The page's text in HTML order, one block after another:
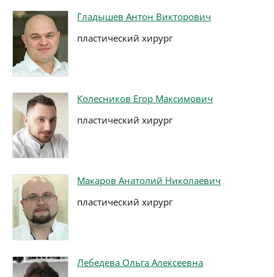
Гладышев Антон Викторович
пластический хирург
Колесников Егор Максимович
пластический хирург
Макаров Анатолий Николаевич
пластический хирург
Лебедева Ольга Алексеевна